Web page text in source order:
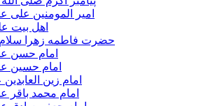
امیر المومنین علی
اهل بيت
حضرت فاطمه زهرا سلام
امام حسن
امام حسین
امام زین
امام محمد باقر